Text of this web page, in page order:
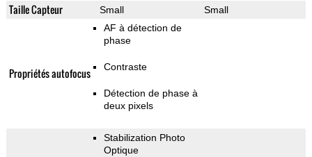
Taille Capteur Small Small
Propriétés autofocus
AF à détection de
phase
Contraste
Détection de phase à
deux pixels
Stabilization Photo
Optique